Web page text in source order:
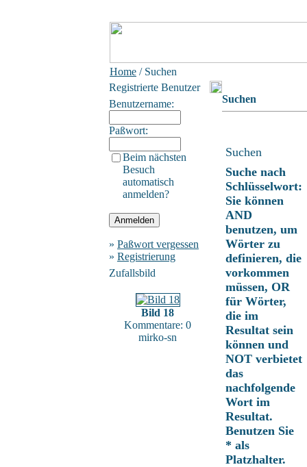
Home / Suchen
Registrierte Benutzer
Benutzername:
Paßwort:
Beim nächsten
Besuch
automatisch
anmelden?
» Paßwort vergessen
» Registrierung
Zufallsbild
Bild 18
Kommentare: 0
mirko-sn
Suchen
Suchen
Suche nach
Schlüsselwort:
Sie können
AND
benutzen, um
Wörter zu
definieren, die
vorkommen
müssen, OR
für Wörter,
die im
Resultat sein
können und
NOT verbietet
das
nachfolgende
Wort im
Resultat.
Benutzen Sie
* als
Platzhalter.